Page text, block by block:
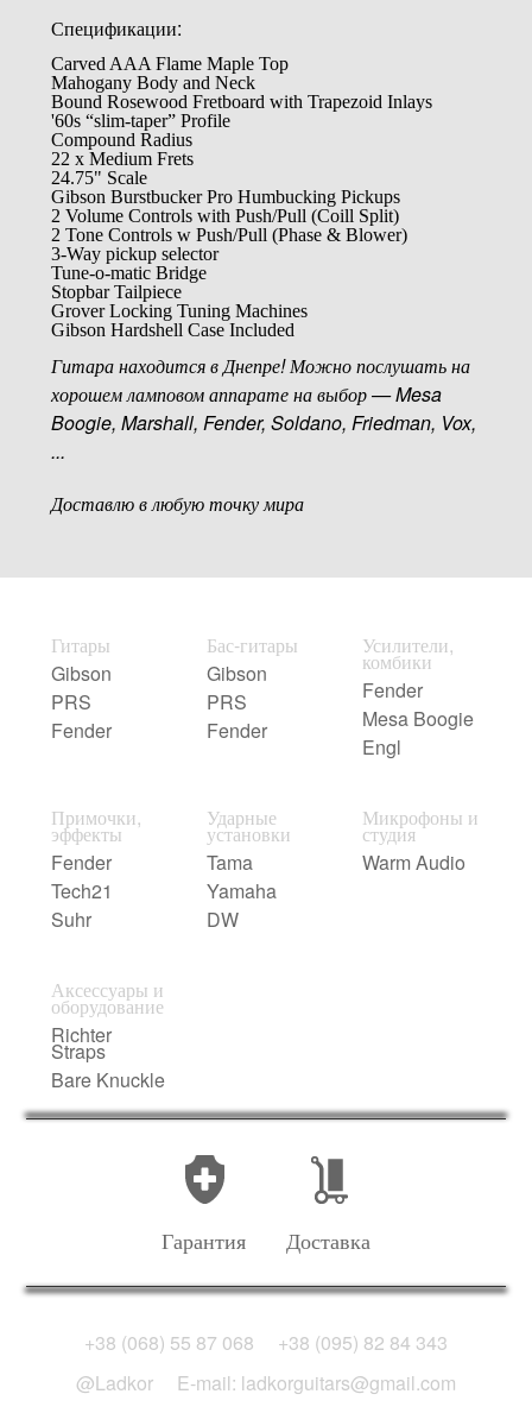
Спецификации:
Carved AAA Flame Maple Top
Mahogany Body and Neck
Bound Rosewood Fretboard with Trapezoid Inlays
'60s “slim-taper” Profile
Compound Radius
22 x Medium Frets
24.75" Scale
Gibson Burstbucker Pro Humbucking Pickups
2 Volume Controls with Push/Pull (Coill Split)
2 Tone Controls w Push/Pull (Phase & Blower)
3-Way pickup selector
Tune-o-matic Bridge
Stopbar Tailpiece
Grover Locking Tuning Machines
Gibson Hardshell Case Included
Гитара находится в Днепре! Можно послушать на
хорошем ламповом аппарате на выбор — Mesa
Boogie, Marshall, Fender, Soldano, Friedman, Vox,
...
Доставлю в любую точку мира
Гитары
Gibson
PRS
Fender
Бас-гитары
Gibson
PRS
Fender
Усилители,
комбики
Fender
Mesa Boogie
Engl
Примочки,
эффекты
Fender
Tech21
Suhr
Ударные
установки
Tama
Yamaha
DW
Микрофоны и
студия
Warm Audio
Аксессуары и
оборудование
Richter
Straps
Bare Knuckle
Гарантия Доставка
+38 (068) 55 87 068
+38 (095) 82 84 343
@Ladkor
E-mail: ladkorguitars@gmail.com